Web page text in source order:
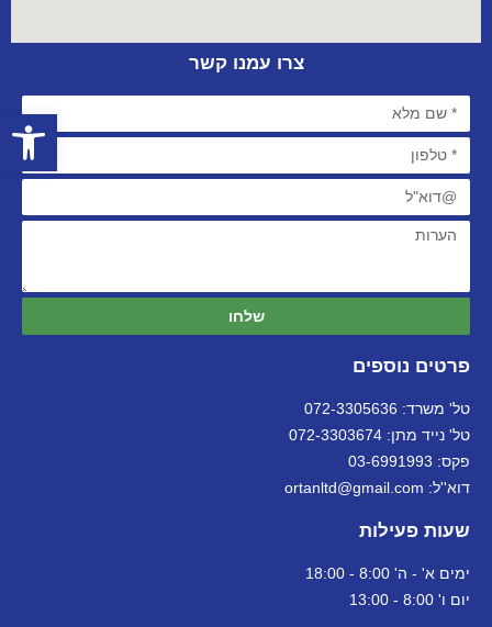
פרטים נוספים
טל' משרד: 072-3305636
טל' נייד מתן: 072-3303674
פקס: 03-6991993
דוא''ל: ortanltd@gmail.com
שעות פעילות
ימים א' - ה' 8:00 - 18:00
יום ו' 8:00 - 13:00
צרו עמנו קשר
שלחו
פתח